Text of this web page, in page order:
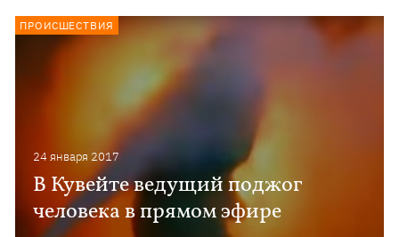
24 января 2017
В Кувейте ведущий поджог
человека в прямом эфире
ПРОИСШЕСТВИЯ